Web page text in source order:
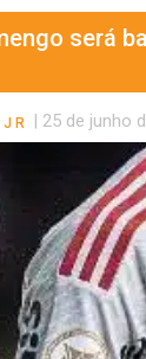
será
JR | 25 de junho